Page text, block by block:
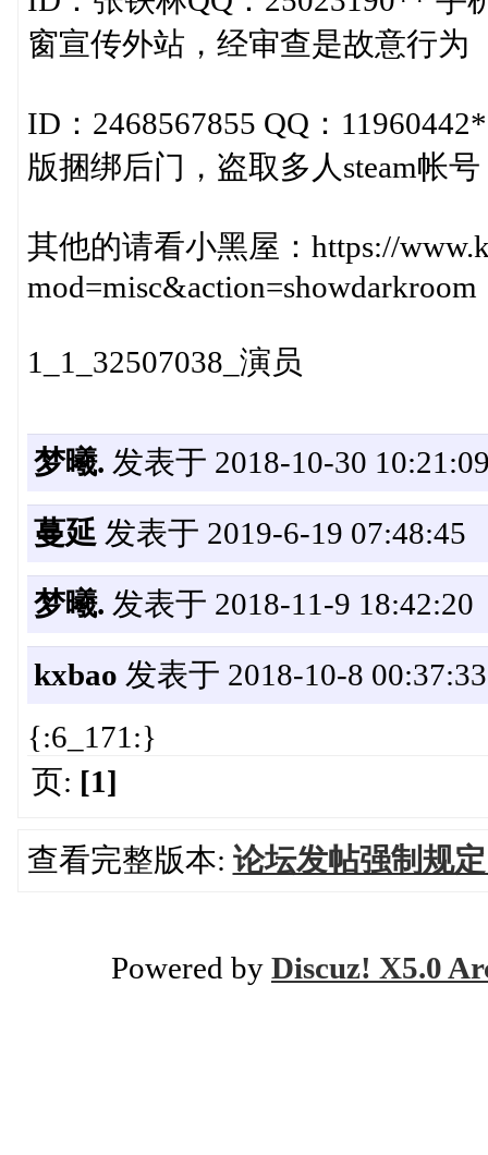
窗宣传外站，经审查是故意行为
ID：2468567855 QQ：
版捆绑后门，盗取多人steam帐号
其他的请看小黑屋：https://
mod=misc&action=showdarkroom
1_1_32507038_演员
梦曦. 发表于 2018-10-30
蔓延发表于 2019-6-19 07:48:45
梦曦. 发表于 2018-11-9 18:42:20
kxbao 发表于 2018-10-8 00:37:33
{:6_171:}
页: [1]
查看完整版本: 论坛发帖强制规
Powered by Discuz! X5.0